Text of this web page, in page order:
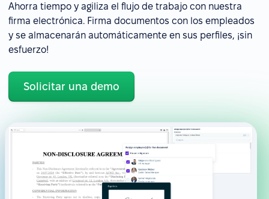
Ahorra tiempo y agiliza el flujo de trabajo con nuestra
firma electrónica. Firma documentos con los empleados
y se almacenarán automáticamente en sus perfiles, ¡sin
esfuerzo!
Solicitar una demo